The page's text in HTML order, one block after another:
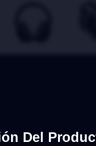
Del